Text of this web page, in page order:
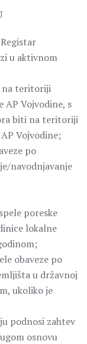
u aktivnom
na teritoriji
AP Vojvodine, s
biti na teritoriji
Vojvodine;
po
navodnjavanje
poreske
lokalne
obaveze po
u državnoj
ukoliko je
podnosi zahtev
osnovu